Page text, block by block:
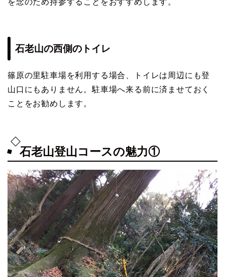
を念のため持参することをおすすめします。
石老山の西側のトイレ
篠原の里駐車場を利用する場合、トイレは周辺にも登
山口にもありません。駐車場へ来る前に済ませておく
ことをお勧めします。
石老山登山コースの魅力①